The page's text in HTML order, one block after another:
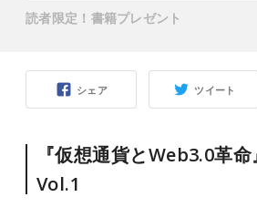
シェア ツイート
『仮想通貨とWeb3.0革
Vol.1
読者限定！書籍プレゼント